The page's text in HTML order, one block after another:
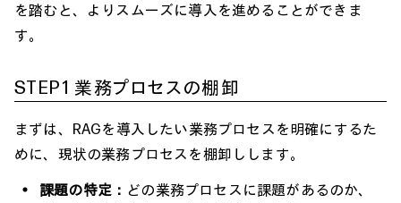
を踏むと、よりスムーズに導入を進めることができま
す。
STEP1 業務プロセスの棚卸
まずは、RAGを導入したい業務プロセスを明確にするた
めに、現状の業務プロセスを棚卸しします。
課題の特定： どの業務プロセスに課題があるのか、